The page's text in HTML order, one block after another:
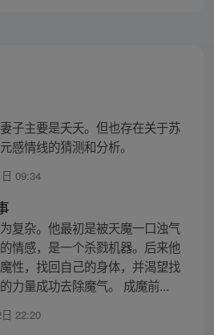
子主要是夭夭。但也存在关于苏
感情线的猜测和分析。
09:34
复杂。他最初是被天魔一口浊气
情感，是一个杀戮机器。后来他
性，找回自己的身体，并渴望找
力量成功去除魔气。 成魔前...
22:20